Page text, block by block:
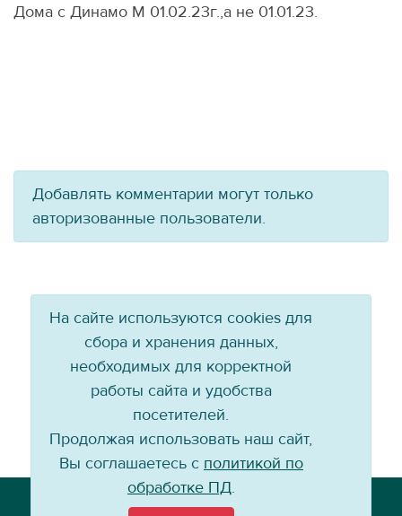
Дома с Динамо М 01.02.23г.,а не 01.01.23.
Добавлять комментарии могут только
авторизованные пользователи.
На сайте используются cookies для
сбора и хранения данных,
необходимых для корректной
работы сайта и удобства
посетителей.
Продолжая использовать наш сайт,
Вы соглашаетесь с политикой по
обработке ПД.